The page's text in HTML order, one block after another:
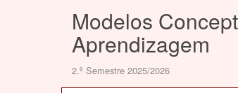
Modelos
Aprendizagem
2.º Semestre 2025/2026